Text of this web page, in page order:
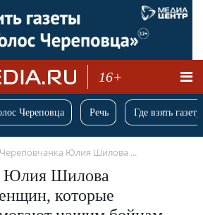
16+
Череповца Речь Где взять
Череповчанка Юлия Шилова ...
Юлия Шилова
которые